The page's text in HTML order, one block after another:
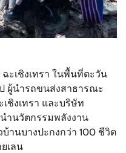
ะเชิงเทรา ในพื้นที่ตะวัน
ผู้นำรถขนส่งสาธารณะ
ชิงเทรา และบริษัท
ำนวัตกรรมพลังงาน
านบางปะกงกว่า 100 ชีวิต
เลน